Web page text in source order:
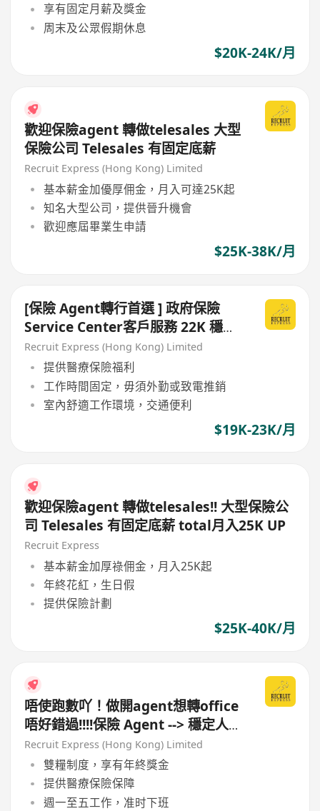
享有固定月薪及獎金
周末及公眾假期休息
$20K-24K/月
歡迎保險agent 轉做telesales 大型
保險公司 Telesales 有固定底薪
Recruit Express (Hong Kong) Limited
基本薪金加優厚佣金，月入可達25K起
知名大型公司，提供晉升機會
歡迎應屆畢業生申請
$25K-38K/月
[保險 Agent轉行首選 ] 政府保險
Service Center客戶服務 22K 穩定
收入長做長有一至五收早
Recruit Express (Hong Kong) Limited
提供醫療保險福利
工作時間固定，毋須外勤或致電推銷
室內舒適工作環境，交通便利
$19K-23K/月
歡迎保險agent 轉做telesales!! 大型保險公
司 Telesales 有固定底薪 total月入25K UP
Recruit Express
基本薪金加厚祿佣金，月入25K起
年終花紅，生日假
提供保險計劃
$25K-40K/月
唔使跑數吖！做開agent想轉office
唔好錯過!!!!保險 Agent --> 穩定人工
office
Recruit Express (Hong Kong) Limited
雙糧制度，享有年終獎金
提供醫療保險保障
週一至五工作，准时下班